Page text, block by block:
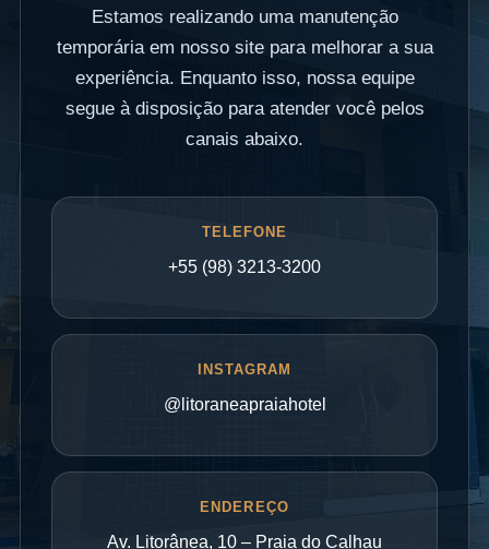
Estamos realizando uma manutenção
temporária em nosso site para melhorar a sua
experiência. Enquanto isso, nossa equipe
segue à disposição para atender você pelos
canais abaixo.
TELEFONE
+55 (98) 3213-3200
INSTAGRAM
@litoraneapraiahotel
ENDEREÇO
Av. Litorânea, 10 – Praia do Calhau